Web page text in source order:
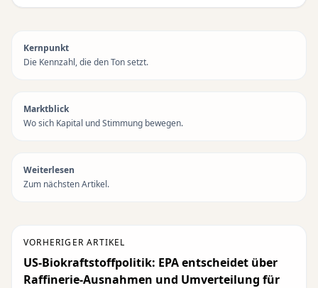
Kernpunkt
Die Kennzahl, die den Ton setzt.
Marktblick
Wo sich Kapital und Stimmung bewegen.
Weiterlesen
Zum nächsten Artikel.
VORHERIGER ARTIKEL
US-Biokraftstoffpolitik: EPA entscheidet über
Raffinerie-Ausnahmen und Umverteilung für